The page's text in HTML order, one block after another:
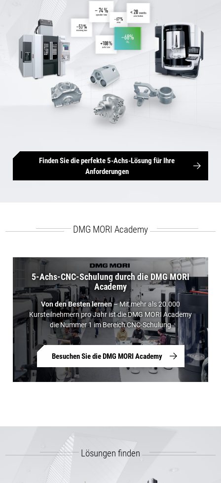
Finden Sie die perfekte 5-Achs-Lösung für Ihre
Anforderungen
DMG MORI Academy
5-Achs-CNC-Schulung durch die DMG MORI
Academy
Von den Besten lernen– Mit mehr als 20.000
Kursteilnehmern pro Jahr ist die DMG MORI Academy
die Nummer 1 im Bereich CNC-Schulung
Besuchen Sie die DMG MORI Academy
Lösungen finden